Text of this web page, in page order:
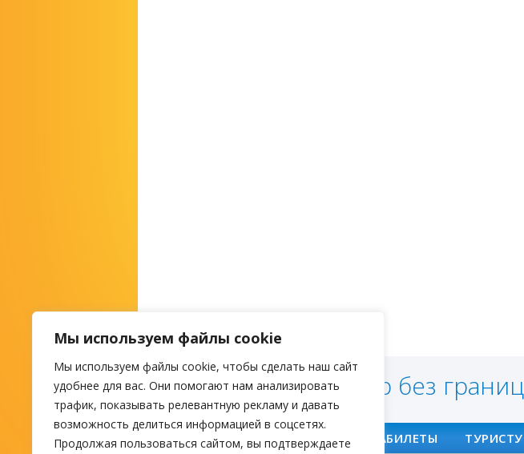
Мы используем файлы cookie
Мы используем файлы cookie, чтобы сделать наш сайт
удобнее для вас. Они помогают нам анализировать
трафик, показывать релевантную рекламу и давать
возможность делиться информацией в соцсетях.
Продолжая пользоваться сайтом, вы подтверждаете
Мир без
ПОИСК ТУРА АВИАБИЛЕТЫ ТУРИСТУ